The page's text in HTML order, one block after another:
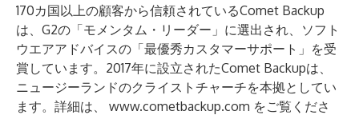
170カ国以上の顧客から信頼されているComet Backup
は、G2の「モメンタム・リーダー」に選出され、ソフト
ウエアアドバイスの「最優秀カスタマーサポート」を受
賞しています。2017年に設立されたComet Backupは、
ニュージーランドのクライストチャーチを本拠としてい
ます。詳細は、
www.cometbackup.com をご覧くださ